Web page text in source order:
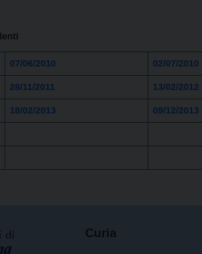
07/06/2010 02/07/2010
28/11/2011 13/02/2012
18/02/2013 09/12/2013
Curia